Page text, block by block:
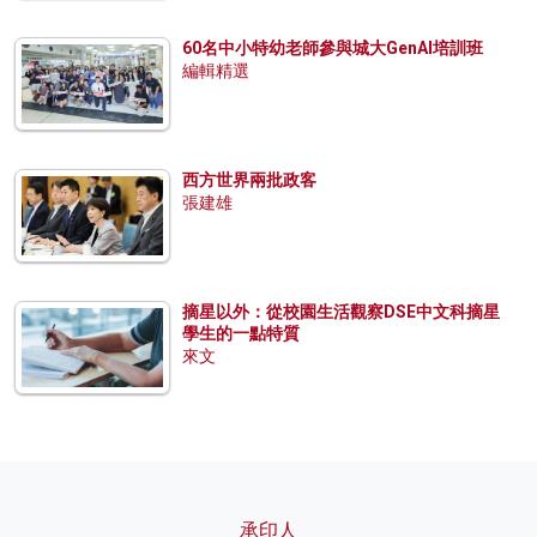
60名中小特幼老師參與城大GenAI培訓班
編輯精選
西方世界兩批政客
張建雄
摘星以外：從校園生活觀察DSE中文科摘星
學生的一點特質
來文
承印人